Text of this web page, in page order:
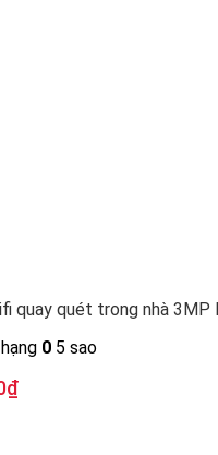
quay quét trong nhà 3MP
0 5 sao
₫